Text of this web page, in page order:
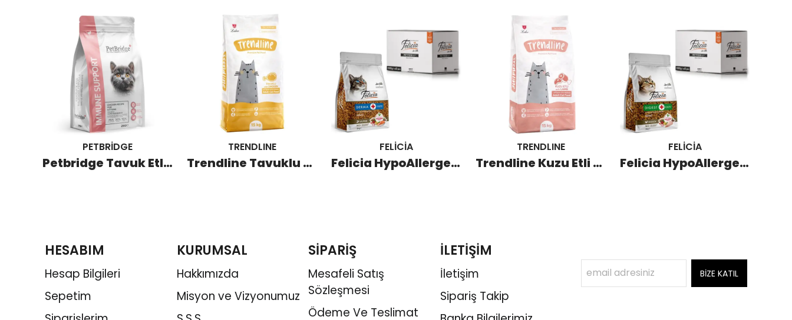
PETBRİDGE
Petbridge Tavuk Etli Yavru Kedi Maması 2 KG
TRENDLINE
Trendline Tavuklu Yetişkin Kedi Maması 15 KG
FELİCİA
Felicia HypoAllergenic Kolajenli Somonlu Az Tahıllı Yetişkin Kedi Maması 12x1 KG
TRENDLINE
Trendline Kuzu Etli Yetişkin Kedi Maması 15 KG
FELİCİA
Felicia HypoAllergenic Kolajenli Tavuklu Az Tahıllı Yetişkin Kedi Maması 12x1 KG
HESABIM
Hesap Bilgileri
Sepetim
KURUMSAL
Hakkımızda
Misyon ve Vizyonumuz
SİPARİŞ
Mesafeli Satış
Sözleşmesi
Ödeme Ve Teslimat
İLETİŞİM
İletişim
Sipariş Takip
BİZE KATIL